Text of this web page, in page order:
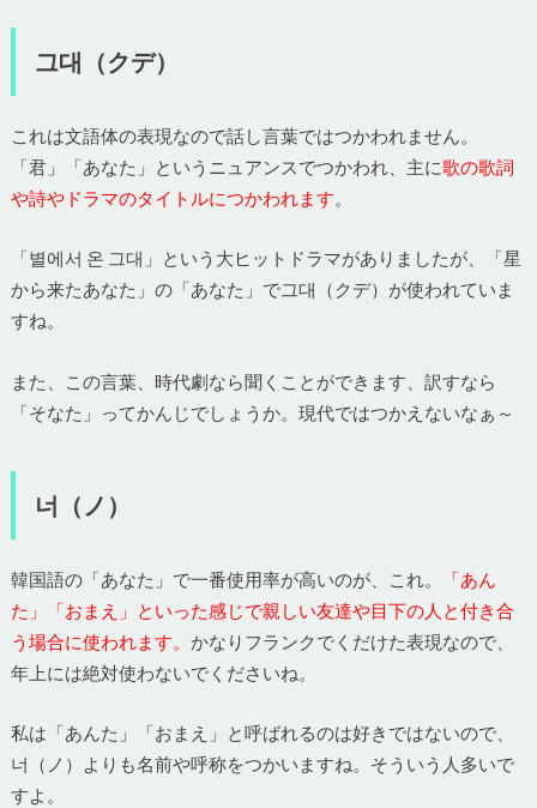
그대（クデ）
これは文語体の表現なので話し言葉ではつかわれません。
「君」「あなた」というニュアンスでつかわれ、主に歌の歌詞
や詩やドラマのタイトルにつかわれます。
「별에서 온 그대」という大ヒットドラマがありましたが、「星
から来たあなた」の「あなた」で그대（クデ）が使われていま
すね。
また、この言葉、時代劇なら聞くことができます、訳すなら
「そなた」ってかんじでしょうか。現代ではつかえないなぁ～
너（ノ）
韓国語の「あなた」で一番使用率が高いのが、これ。
「あん
た」「おまえ」といった感じで親しい友達や目下の人と付き合
う場合に使われます。 かなりフランクでくだけた表現なので、
年上には絶対使わないでくださいね。
私は「あんた」「おまえ」と呼ばれるのは好きではないので、
너（ノ）よりも名前や呼称をつかいますね。そういう人多いで
すよ。